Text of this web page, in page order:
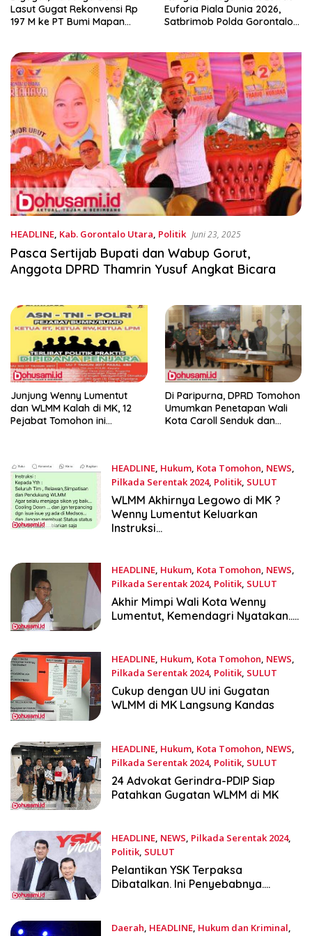
Euforia Piala Dunia 2026,
Satbrimob Polda Gorontalo
Sulut Sukses Laksanakan
RAT
HEADLINE, Kab. Gorontalo Utara, Politik Juni 23, 2025
Pasca Sertijab Bupati dan Wabup Gorut,
Anggota DPRD Thamrin Yusuf Angkat Bicara
Junjung Wenny Lumentut
dan WLMM Kalah di MK, 12
Pejabat Tomohon ini
Di Paripurna, DPRD Tomohon
Umumkan Penetapan Wali
Kota Caroll Senduk dan
HEADLINE, Hukum, Kota Tomohon, NEWS,
Pilkada Serentak 2024, Politik, SULUT
Februari 1, 2025
WLMM Akhirnya Legowo di MK ?
Wenny Lumentut Keluarkan
Instruksi…
HEADLINE, Hukum, Kota Tomohon, NEWS,
Pilkada Serentak 2024, Politik, SULUT
Januari 28, 2025
Akhir Mimpi Wali Kota Wenny
Lumentut, Kemendagri Nyatakan…..
HEADLINE, Hukum, Kota Tomohon, NEWS,
Pilkada Serentak 2024, Politik, SULUT
Januari 27, 2025
Cukup dengan UU ini Gugatan
WLMM di MK Langsung Kandas
HEADLINE, Hukum, Kota Tomohon, NEWS,
Pilkada Serentak 2024, Politik, SULUT
Januari 7, 2025
24 Advokat Gerindra-PDIP Siap
Patahkan Gugatan WLMM di MK
HEADLINE, NEWS, Pilkada Serentak 2024,
Politik, SULUT
Januari 3, 2025
Pelantikan YSK Terpaksa
Dibatalkan. Ini Penyebabnya….
Daerah, HEADLINE, Hukum dan Kriminal,